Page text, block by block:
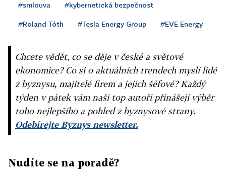
#smlouva #kybernetická bezpečnost
#Roland Tóth #Tesla Energy Group #EVE Energy
Chcete vědět, co se děje v české a světové
ekonomice? Co si o aktuálních trendech myslí lidé
z byznysu, majitelé firem a jejich šéfové? Každý
týden v pátek vám naši top autoři přinášejí výběr
toho nejlepšího a pohled z byznysové strany.
Odebírejte Byznys newsletter.
Nudíte se na poradě?